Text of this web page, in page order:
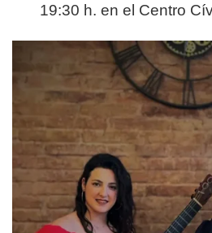
19:30 h. en el Centro